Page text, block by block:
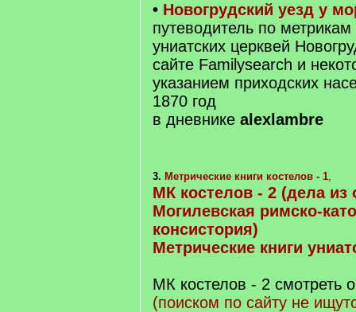
• Новогрудский уезд у
путеводитель по
униатских церквей
сайте Familysearch и
указанием приходских
1870 год
в дневнике alexlambre
3. Метрические книги костелов - 1,
МК костелов - 2 (дела из
Могилевская римско-
консистория)
Метрические книги
МК костелов - 2 смотреть
(поиском по сайту не